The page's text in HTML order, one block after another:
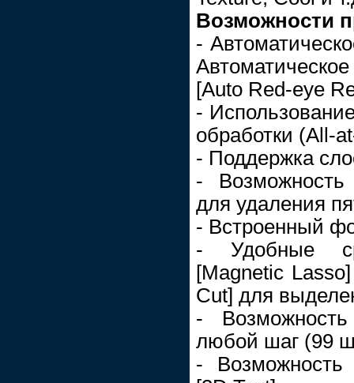
Возможности
-
[Auto Red-eye
-
обработки (All-
- Поддержка
- Возможность
для удаления
- Встроенный
- Удобные
[Magnetic
Cut] для
-
любой шаг (99
- Возможность